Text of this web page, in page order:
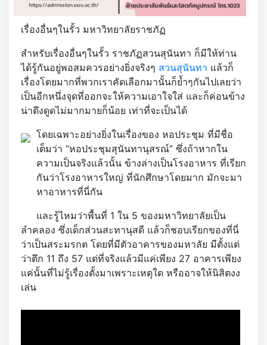
เรื่องอื่นๆในรั้ว มหาวิทยาลัยราชภัฏ
สำหรับเรื่องอื่นๆในรั้ว ราชภัฏสวนสุนันทา ก็มีให้ท่าน
ได้รู้กันอยู่พอสมควรอย่างยิ่งจริงๆ สวนสุนันทา แล้วก็
เรื่องโดยมากที่พวกเราคัดเลือกมานั้นก็ย้ำๆกันไปเลยว่า
เป็นอีกหนึ่งจุดที่ออกจะให้ความเอาใจใส่ และก็ค่อนข้าง
น่าดึงดูดไม่มากมายก็น้อย เท่าที่จะเป็นได้
โดยเฉพาะอย่างยิ่งในเรื่องของ หอประชุม ที่มีชื่อ
เต็มว่า “หอประชุมสุนันทานุสรณ์” ซึ่งถ้าหากใน
ความเป็นจริงแล้วนั้น ข้างล่างเป็นโรงอาหาร ที่เรียก
กันว่าโรงอาหารใหญ่ ที่นักศึกษาโดยมาก มักจะมา
หาอาหารที่นี่กัน
และรู้ไหมว่าพื้นที่ 1 ใน 5 ของมหาวิทยาลัยเป็น
ลำคลอง ซึ่งเด็กส่วนสะทานุสดี แล้วก็ชอบเรียกของที่นี่
ว่าเป็นสระมรกต โดยที่มีตัวอาคารของมหาลัย มีตั้งแต่
ว่าตึก 11 ถึง 57 แต่ที่จริงแล้วมีแค่เพียง 27 อาคารเพียง
แค่นั้นที่ไม่รู้เรื่องตั้งมาเพราะเหตุใด หรืออาจให้นิสิตงง
เล่น